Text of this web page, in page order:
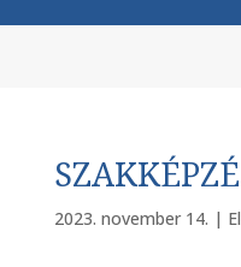
2023. november 14. |